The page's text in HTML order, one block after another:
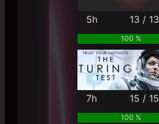
5h 13 / 13
100 %
7h 15 / 15
100 %